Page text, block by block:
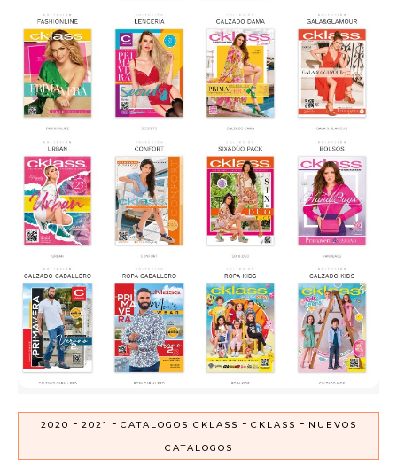
2020 - 2021 - CATALOGOS CKLASS - CKLASS - NUEVOS
CATALOGOS